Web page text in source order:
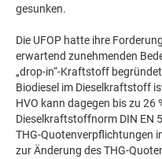
gesunken.
Die UFOP hatte ihre
erwartend zunehmenden
„drop-in“-Kraftstoff
Biodiesel im Dieselkraftstoff
HVO kann dagegen bis zu 26
Dieselkraftstoffnorm DIN EN
THG-Quotenverpflichtungen
zur Änderung des THG-